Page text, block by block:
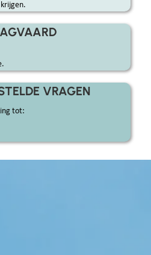
VRAGEN
tot: